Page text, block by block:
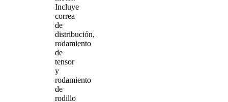
Incluye
correa
de
distribución,
rodamiento
de
tensor
y
rodamiento
de
rodillo